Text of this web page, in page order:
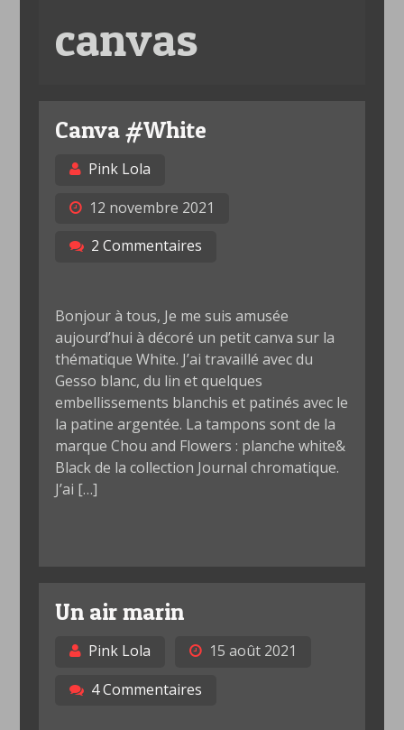
canvas
Canva #White
Pink Lola
12 novembre 2021
2 Commentaires
Bonjour à tous, Je me suis amusée
aujourd’hui à décoré un petit canva sur la
thématique White. J’ai travaillé avec du
Gesso blanc, du lin et quelques
embellissements blanchis et patinés avec le
la patine argentée. La tampons sont de la
marque Chou and Flowers : planche white&
Black de la collection Journal chromatique.
J’ai […]
Un air marin
Pink Lola
15 août 2021
4 Commentaires